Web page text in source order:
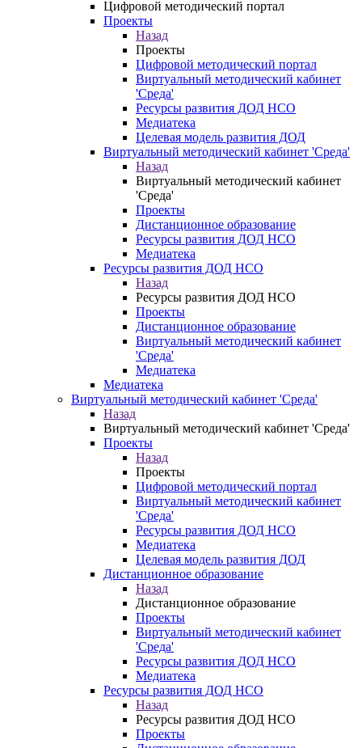
Цифровой методический портал
Проекты
Назад
Проекты
Цифровой методический портал
Виртуальный методический кабинет
'Среда'
Ресурсы развития ДОД НСО
Медиатека
Целевая модель развития ДОД
Виртуальный методический кабинет 'Среда'
Назад
Виртуальный методический кабинет
'Среда'
Проекты
Дистанционное образование
Ресурсы развития ДОД НСО
Медиатека
Ресурсы развития ДОД НСО
Назад
Ресурсы развития ДОД НСО
Проекты
Дистанционное образование
Виртуальный методический кабинет
'Среда'
Медиатека
Медиатека
Виртуальный методический кабинет 'Среда'
Назад
Виртуальный методический кабинет 'Среда'
Проекты
Назад
Проекты
Цифровой методический портал
Виртуальный методический кабинет
'Среда'
Ресурсы развития ДОД НСО
Медиатека
Целевая модель развития ДОД
Дистанционное образование
Назад
Дистанционное образование
Проекты
Виртуальный методический кабинет
'Среда'
Ресурсы развития ДОД НСО
Медиатека
Ресурсы развития ДОД НСО
Назад
Ресурсы развития ДОД НСО
Проекты